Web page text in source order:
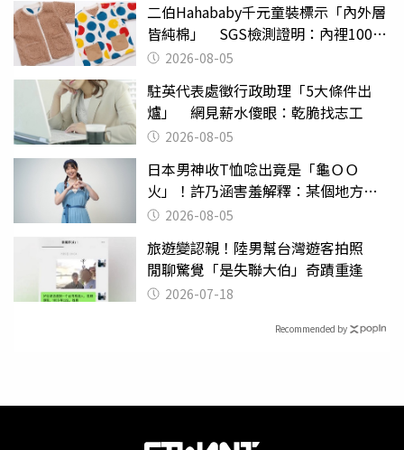
二伯Hahababy千元童裝標示「內外層
皆純棉」 SGS檢測證明：內裡100%
聚酯纖維
2026-08-05
駐英代表處徵行政助理「5大條件出
爐」 網見薪水傻眼：乾脆找志工
2026-08-05
日本男神收T恤唸出竟是「龜ＯＯ
火」！許乃涵害羞解釋：某個地方燃
燒起來了
2026-08-05
旅遊變認親！陸男幫台灣遊客拍照
閒聊驚覺「是失聯大伯」奇蹟重逢
2026-07-18
Recommended by